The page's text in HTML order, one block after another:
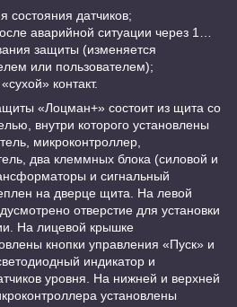
состояния датчиков;
аварийной ситуации через 1…
защиты (изменяется
или пользователем);
контакт.
«Лоцман+» состоит из щита со
внутри которого установлены
микроконтроллер,
два клеммных блока (силовой и
и сигнальный
на дверце щита. На левой
отверстие для установки
На лицевой крышке
кнопки управления «Пуск» и
индикатор и
уровня. На нижней и верхней
установлены